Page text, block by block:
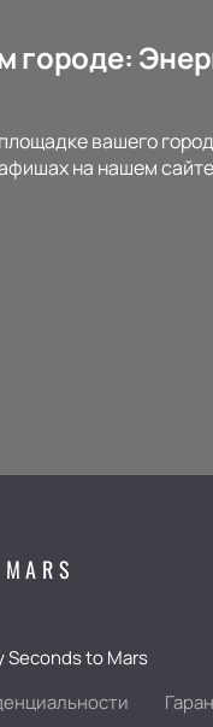
городе:
вашего
на нашем
Seconds to Mars